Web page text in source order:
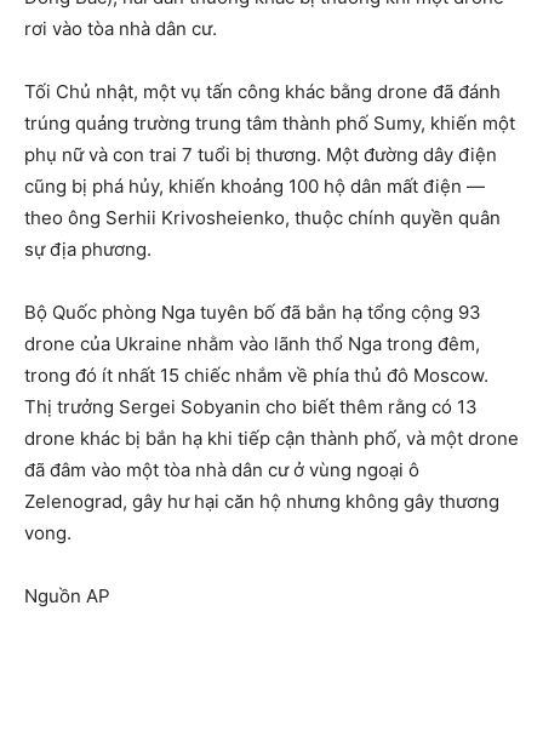
rơi vào tòa nhà dân cư.
Tối Chủ nhật, một vụ tấn công khác bằng drone đã đánh
trúng quảng trường trung tâm thành phố Sumy, khiến một
phụ nữ và con trai 7 tuổi bị thương. Một đường dây điện
cũng bị phá hủy, khiến khoảng 100 hộ dân mất điện —
theo ông Serhii Krivosheienko, thuộc chính quyền quân
sự địa phương.
Bộ Quốc phòng Nga tuyên bố đã bắn hạ tổng cộng 93
drone của Ukraine nhằm vào lãnh thổ Nga trong đêm,
trong đó ít nhất 15 chiếc nhắm về phía thủ đô Moscow.
Thị trưởng Sergei Sobyanin cho biết thêm rằng có 13
drone khác bị bắn hạ khi tiếp cận thành phố, và một drone
đã đâm vào một tòa nhà dân cư ở vùng ngoại ô
Zelenograd, gây hư hại căn hộ nhưng không gây thương
vong.
Nguồn AP